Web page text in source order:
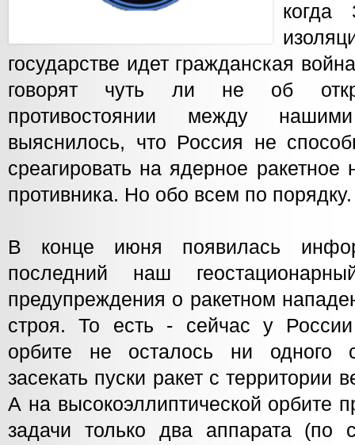
когда
государстве идет гражданская
говорят чуть ли не об
противостоянии между
выяснилось, что Россия не
среагировать на ядерное ракетное
противника. Но обо всем по порядку.
В конце июня появилась
последний наш
предупреждения о ракетном
строя. То есть - сейчас у России
орбите не осталось ни одного
засекать пуски ракет с территории
А на высокоэллиптической орбите
задачи только два аппарата